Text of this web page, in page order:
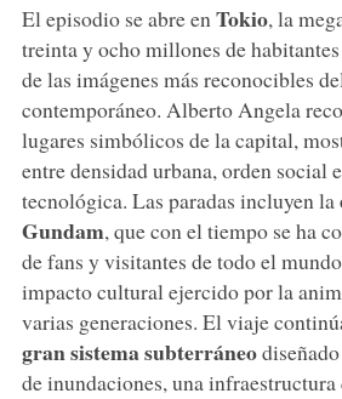
El episodio se abre en Tokio, la
treinta y ocho millones de
de las imágenes más reconocibles
contemporáneo. Alberto Angela
lugares simbólicos de la capital,
entre densidad urbana, orden social
tecnológica. Las paradas incluyen la
Gundam, que con el tiempo se ha
de fans y visitantes de todo el
impacto cultural ejercido por la
varias generaciones. El viaje
gran sistema subterráneo
de inundaciones, una infraestructura